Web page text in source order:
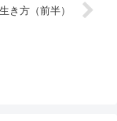
き方（前半）